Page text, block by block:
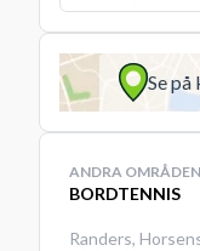
Se på
ANDRA
BORDTENNIS
Randers,